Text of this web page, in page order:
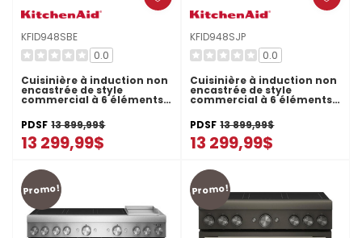
KFID948SBE
0.0
Cuisinière à induction non
encastrée de style
commercial à 6 éléments
KitchenAid® de 48 po
KFID948SBE
PDSF 13 899,99$
13 299,99$
KFID948SJP
0.0
Cuisinière à induction non
encastrée de style
commercial à 6 éléments
KitchenAid® de 48 po
KFID948SJP
PDSF 13 899,99$
13 299,99$
Promo! Promo!